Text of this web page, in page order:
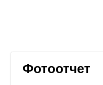
Фотоотчет